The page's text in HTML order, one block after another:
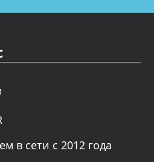
в сети с 2012 года